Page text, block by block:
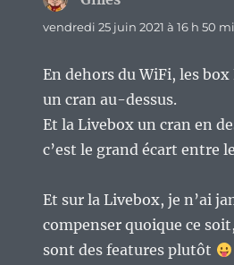
vendredi 25 juin 2021 à 16 h 50
En dehors du WiFi, les
un cran au-dessus.
Et la Livebox un cran en
c’est le grand écart entre
Et sur la Livebox, je n’ai
compenser quoique ce
sont des features plutôt